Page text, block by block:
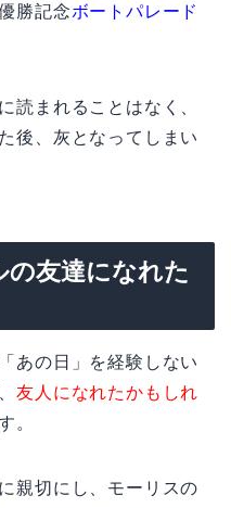
勝記念ボートパレード
読まれることはなく、
後、灰となってしまい
友達になれた
あの日」を経験しない
友人になれたかもしれ
。
親切にし、モーリスの